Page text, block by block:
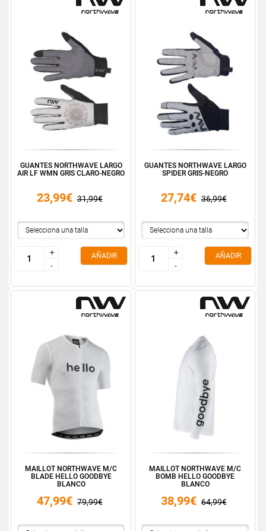
GUANTES NORTHWAVE LARGO
AIR LF WMN GRIS CLARO-NEGRO
23,99€ 31,99€
+
-
+
-
AÑADIR
GUANTES NORTHWAVE LARGO
SPIDER GRIS-NEGRO
27,74€ 36,99€
+
-
+
-
AÑADIR
MAILLOT NORTHWAVE M/C
BLADE HELLO GOODBYE
BLANCO
47,99€ 79,99€
MAILLOT NORTHWAVE M/C
BOMB HELLO GOODBYE
BLANCO
38,99€ 64,99€